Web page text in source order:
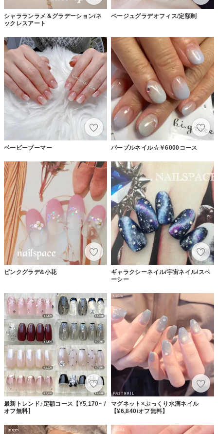
シャラランラメ＆グラデーション/ネ
ックレスアート
ベージュグラデオフィス/定額制
ベービーブーマー パープルネイル☆￥6000コース
ピンクグラデ&小花
ギャラクシーネイル/宇宙ネイル/スペ
ーシー
最新トレンド♪定額コース【¥5,170~ /
オフ無料】
マグネット×ぷっくり水滴ネイル
【¥6,840/オフ無料】